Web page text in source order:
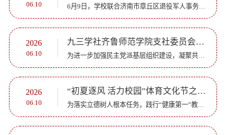
06.10 6月9日，学校联合济南市章丘区退役军人事务局，在章丘校区第二学术报告厅举办“英雄老兵进校园”国防教育专题报告会。学生工作处（就业指导处）处长李玮，章丘区退役军人服务中心主任王鹏，各学院辅导员代表、有...
2026
06.10
九三学社齐鲁师范学院支社委员会召开成立大会
为进一步加强民主党派基层组织建设，凝聚共识、汇聚力量，6月10日，九三学社齐鲁师范学院支社委员会成立大会在章丘校区第一会议室召开。山东省政协副秘书长、九三学社山东省委专职副主委李宗涛，九三学社省委会组...
2026
06.10
“初夏逐风 活力校园”体育文化节之“青春篮不住”毕业杯篮球赛圆满落幕
为落实立德树人根本任务，践行“健康第一”教育理念，丰富校园文化生活，锤炼学子意志品质、凝聚奋进力量，展现齐师学子朝气蓬勃、昂扬向上的精神风貌，学校“初夏逐风 活力校园”体育文化节系列活动火热开展。作...